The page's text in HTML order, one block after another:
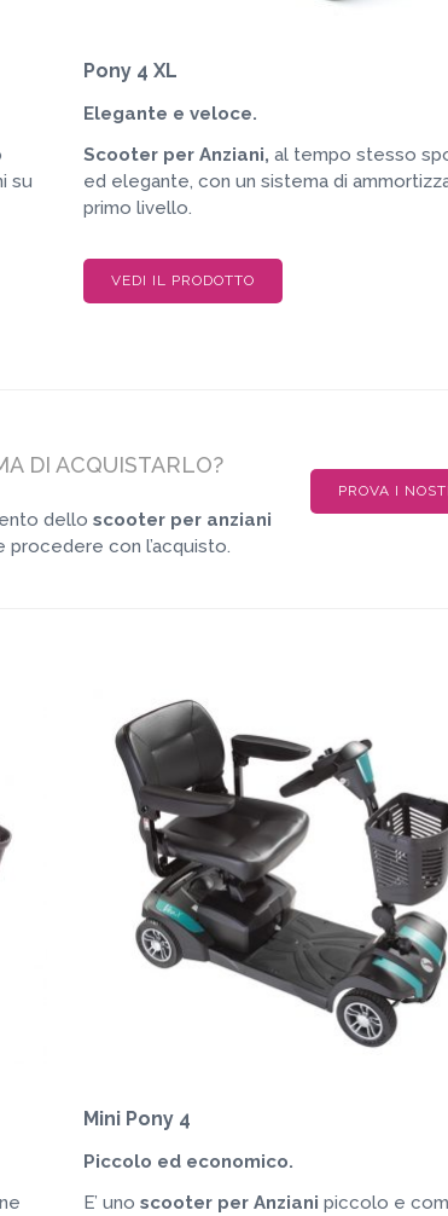
su
Pony 4 XL
Elegante e veloce.
Scooter per Anziani, al tempo stesso
ed elegante, con un sistema di
primo livello.
VEDI IL PRODOTTO
DI ACQUISTARLO?
dello scooter per anziani
con l’acquisto.
PROVA I
Mini Pony 4
Piccolo ed economico.
E’ uno scooter per Anziani piccolo e